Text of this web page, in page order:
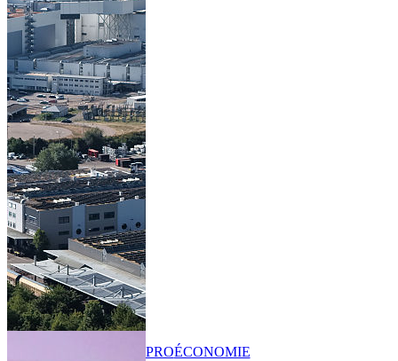
PROÉCONOMIE